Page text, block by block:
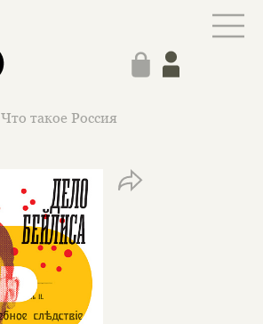
Что такое Россия